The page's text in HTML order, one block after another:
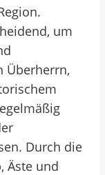
um
Überherrn,
Durch die
Äste und